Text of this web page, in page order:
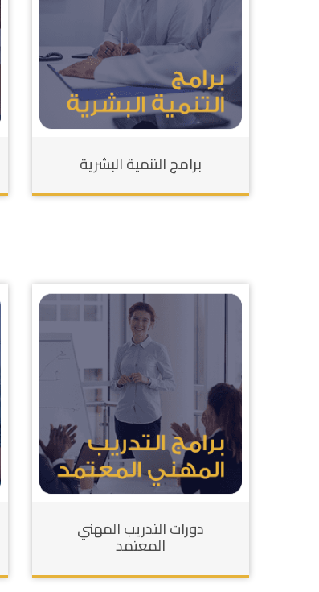
برامج التنمية البشرية
دورات التدريب المهني
المعتمد